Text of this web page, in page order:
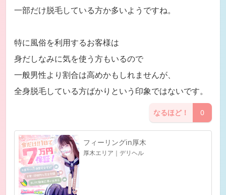
一部だけ脱毛している方か多いようですね。
特に風俗を利用するお客様は
身だしなみに気を使う方もいるので
一般男性より割合は高めかもしれませんが、
全身脱毛している方ばかりという印象ではないです。
なるほど！ 0
フィーリングin厚木
厚木エリア｜デリヘル